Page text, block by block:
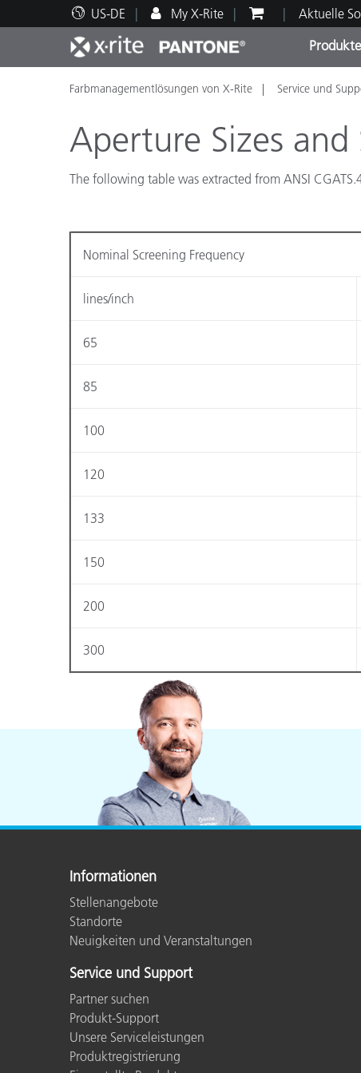
US-DE My X-Rite Aktuelle
Produkte
Spitzenprodukte
Druck und Verpackung
Technischer Support
Pädagogische Ressourcen
Farbmanagementlösungen von X-Rite Service und
Aperture Sizes and
The following table was extracted from ANSI
Nominal Screening Frequency
lines/inch
65
85
100
120
133
150
200
300
Informationen
Stellenangebote
Standorte
Neuigkeiten und Veranstaltungen
Service und Support
Partner suchen
Produkt-Support
Unsere Serviceleistungen
Produktregistrierung